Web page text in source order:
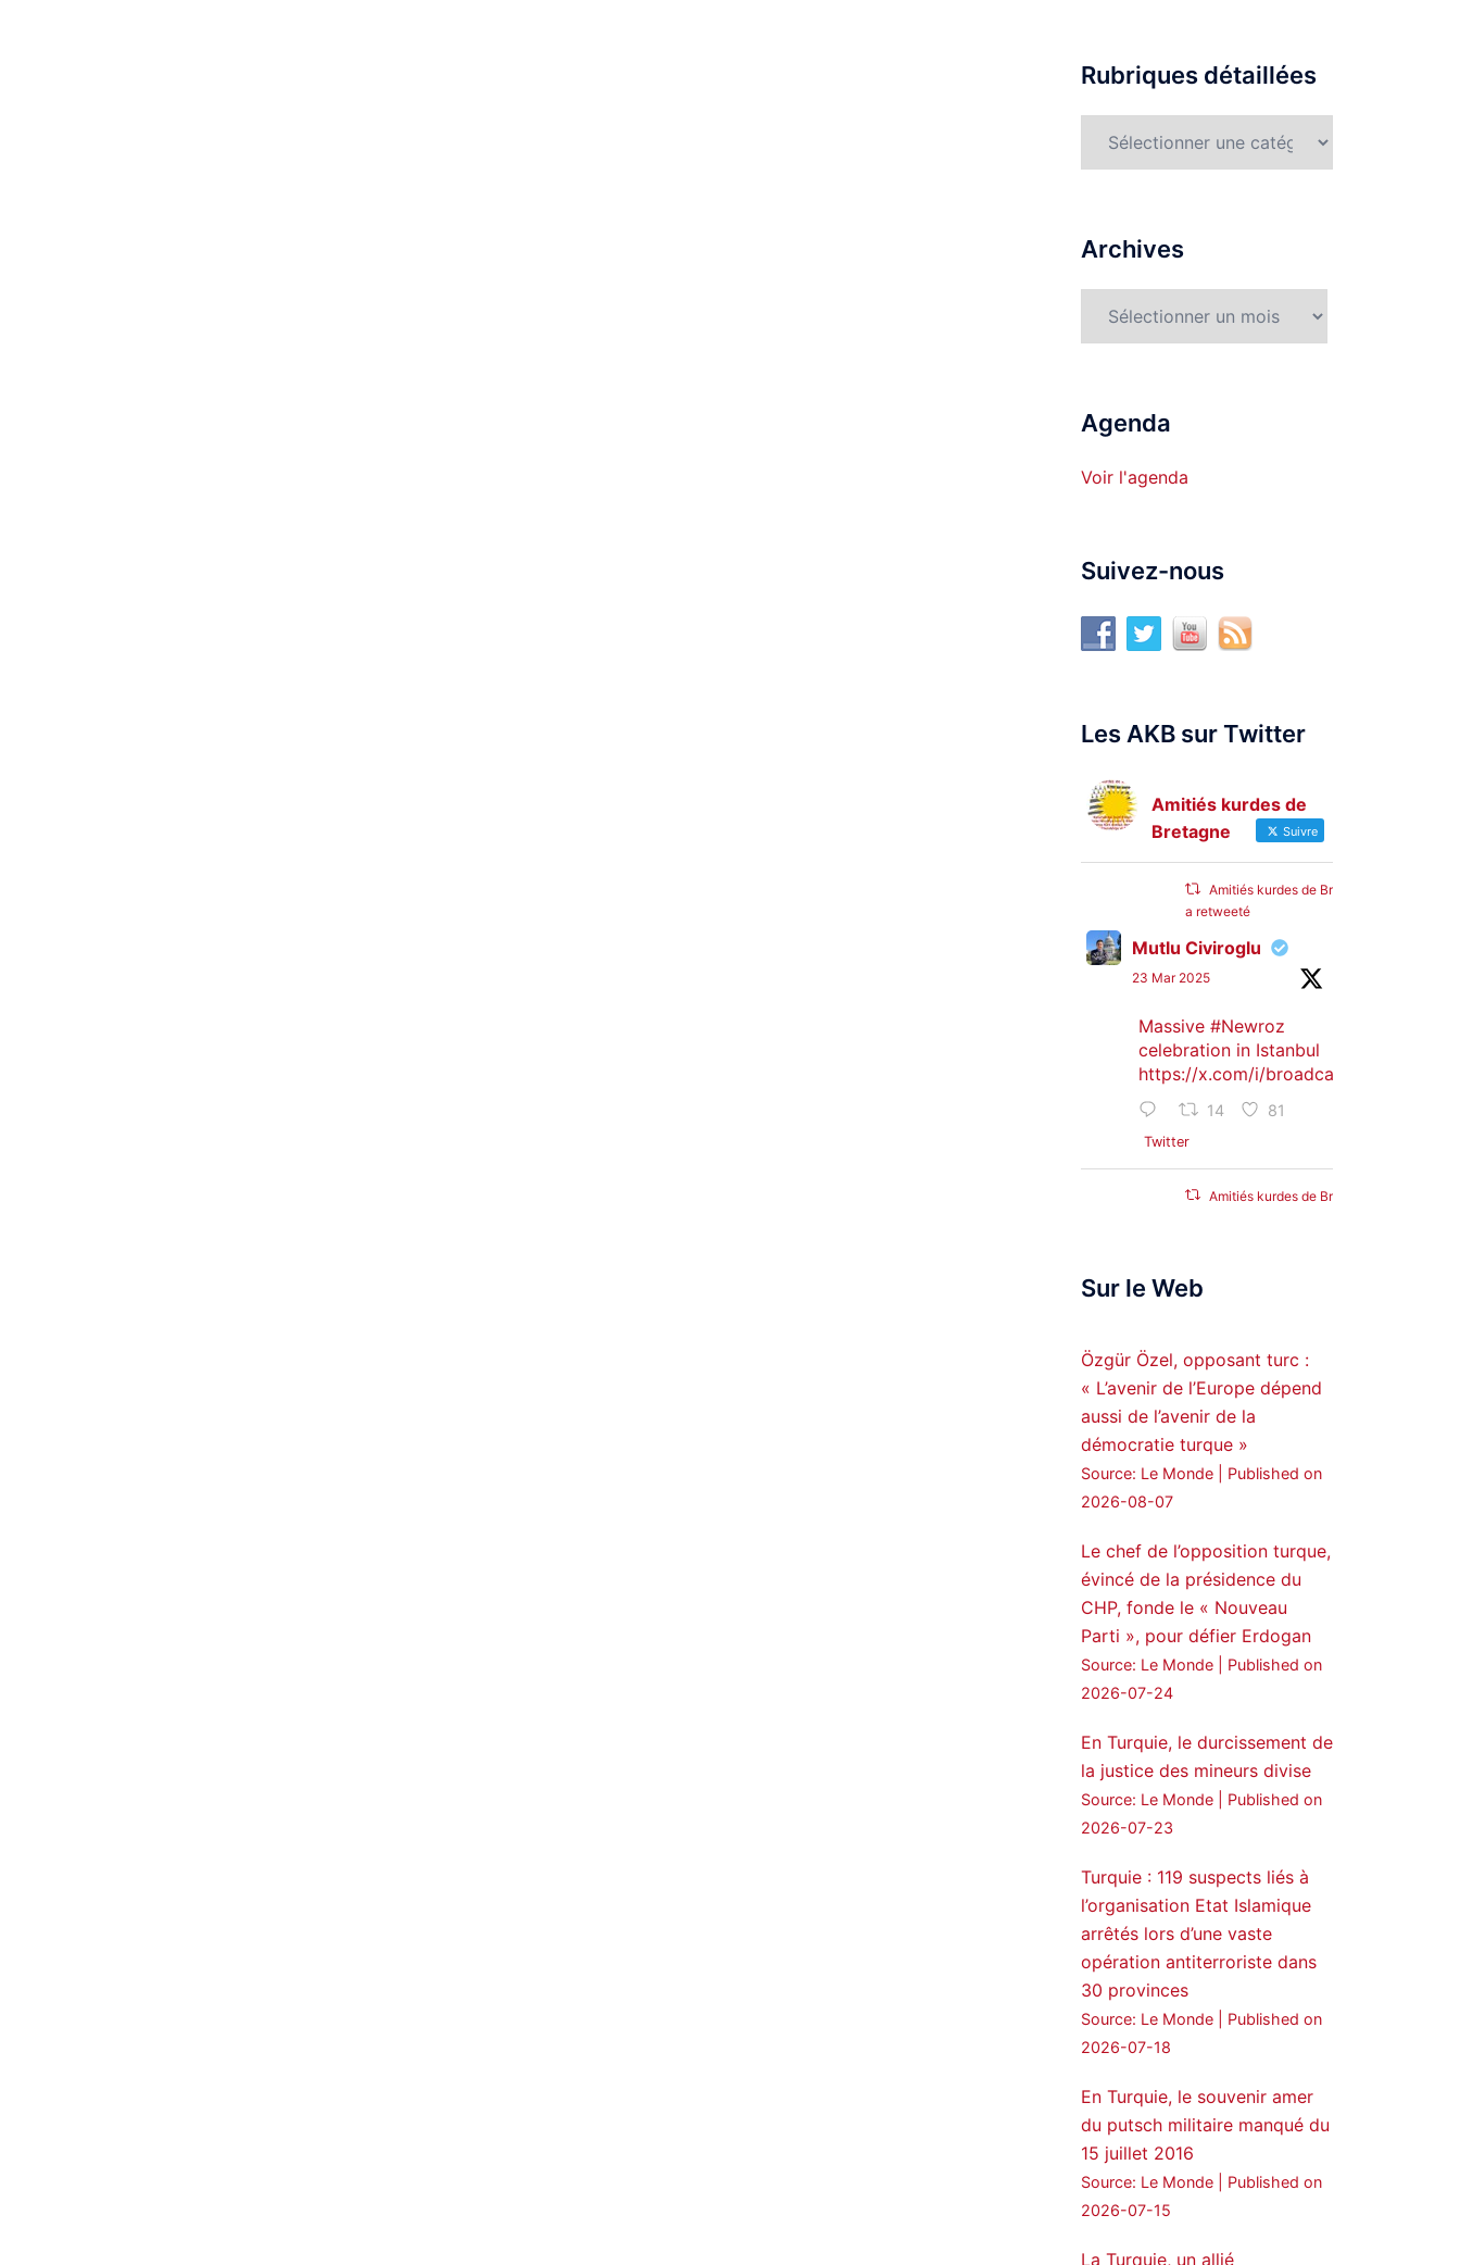
Rubriques détaillées
Archives
Agenda
Voir l'agenda
Suivez-nous
Les AKB sur Twitter
Amitiés kurdes de
Bretagne
Suivre
Amitiés kurdes de Bretagne
a retweeté
Mutlu Civiroglu
23 Mar 2025
Massive #Newroz
celebration in Istanbul
https://x.com/i/broadcasts/
14 81
Twitter
Amitiés kurdes de Bretagne
25 Jan 2025
Forces, SDF appoints
hauro Abgar Daoud
from the ranks of
Syriac Military Council,
MFS as official
spokesperson. We
wish you success
ܟܫܝܪܘܬܐ ܒܘܠܝܬܐ ܚܘܪܐ
28 249
Twitter
a retweeté
MedyaNews
24 Jan 2025
delegation made a statement
on Abdullah Öcalan meeting
#PeaceProcess #ImralıIsland
🔗https://medyanews.rs/h4lwBwQ
Twitter
Voir plus...
Sur le Web
Özgür Özel, opposant turc :
« L’avenir de l’Europe dépend
aussi de l’avenir de la
démocratie turque »
Source: Le Monde
Published on
2026-08-07
Le chef de l’opposition turque,
évincé de la présidence du
CHP, fonde le « Nouveau
Parti », pour défier Erdogan
Source: Le Monde
Published on
2026-07-24
En Turquie, le durcissement de
la justice des mineurs divise
Source: Le Monde
Published on
2026-07-23
Turquie : 119 suspects liés à
l’organisation Etat Islamique
arrêtés lors d’une vaste
opération antiterroriste dans
30 provinces
Source: Le Monde
Published on
2026-07-18
En Turquie, le souvenir amer
du putsch militaire manqué du
15 juillet 2016
Source: Le Monde
Published on
2026-07-15
La Turquie, un allié